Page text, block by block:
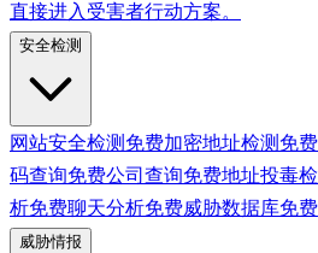
直接进入受害者行动方案。
安全检测
网站安全检测 免费加密地址检测 免费
码查询免费公司查询免费地址投毒
析免费聊天分析免费威胁数据库免费
威胁情报